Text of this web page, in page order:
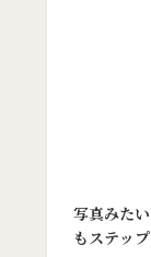
写真みた
もステッ